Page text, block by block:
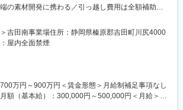
マなどはございません。チームでより良いサービ
りがとう」の言葉や笑顔を直接いただける、社会貢
の高い仕事です。自分の提案でお客様やご家族の
改善が実感できます。
ャリアパス
の素材開発に携わる／引っ越し費用は全額補助・
レイや次世代通信用材料、環境エネルギー関連材
材料分野における素材開発や、製造化検討、合成プ
います。
内容＞
吉田南事業場住所：静岡県榛原郡吉田町川尻4000
屋内全面禁煙
万円～900万円＜賃金形態＞月給制補足事項なし
額（基本給）：300,000円～500,000円＜月給＞